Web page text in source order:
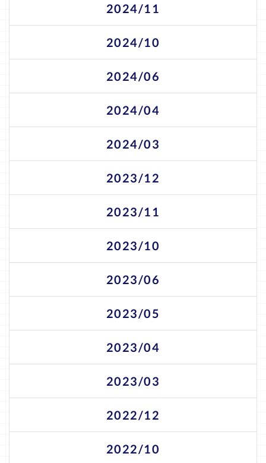
2024/11
2024/10
2024/06
2024/04
2024/03
2023/12
2023/11
2023/10
2023/06
2023/05
2023/04
2023/03
2022/12
2022/10